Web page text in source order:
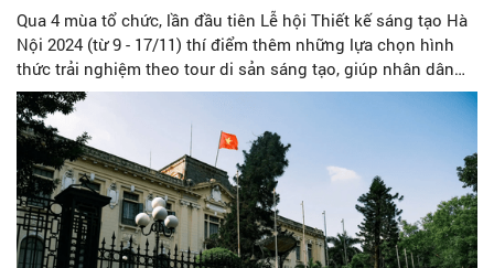
Qua 4 mùa tổ chức, lần đầu tiên Lễ hội Thiết kế sáng tạo Hà
Nội 2024 (từ 9 - 17/11) thí điểm thêm những lựa chọn hình
thức trải nghiệm theo tour di sản sáng tạo, giúp nhân dân
khám phá và tiếp cận những công trình di sản theo cách vừa
mới lạ vừa gần gũi hơn, từ đó khuyến khích nhân dân biến
những vốn di sản tinh hoa của thành phố này thành vốn tri
thức và sáng tạo của chính mình và cộng đồng.